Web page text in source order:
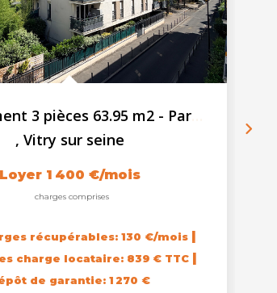
, Vitry sur seine
Loyer 1 400 €/mois
charges comprises
récupérables: 130 €/mois |
charge locataire: 839 € TTC |
de garantie: 1 270 €